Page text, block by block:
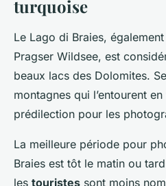
turquoise
Le Lago di Braies,
Pragser Wildsee, est
beaux lacs des Dolomites.
montagnes qui l’entourent
prédilection pour les
La meilleure période pour
Braies est tôt le matin ou
les touristes sont moins